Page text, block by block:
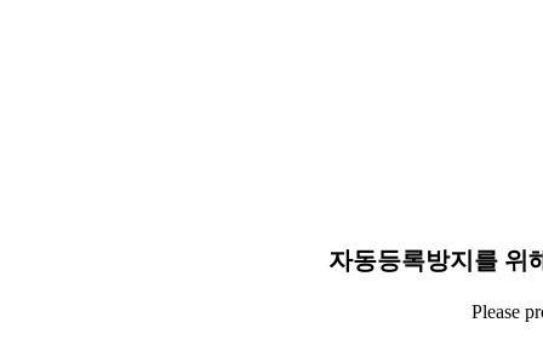
자동등록방지를 위
Please